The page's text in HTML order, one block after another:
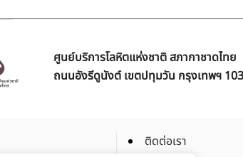
ศูนย์บริการโลหิตแห่งชาติ สภากาชาดไทย
ถนนอังรีดูนังต์ เขตปทุมวัน กรุงเทพฯ
ติดต่อเรา